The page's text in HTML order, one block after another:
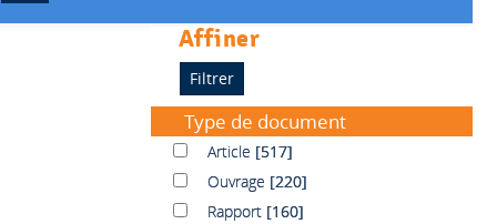
affiner
Type de document
ArticleArticle [517]
OuvrageOuvrage [220]
RapportRapport [160]